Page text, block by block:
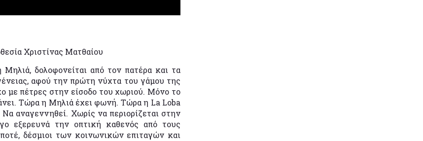
Χριστίνας Ματθαίου
δολοφονείται από τον πατέρα και τα
αφού την πρώτη νύχτα του γάμου της
με πέτρες στην είσοδο του χωριού. Μόνο το
Τώρα η Μηλιά έχει φωνή. Τώρα η La Loba
αναγεννηθεί. Χωρίς να περιορίζεται στην
εξερευνά την οπτική καθενός από τους
δέσμιοι των κοινωνικών επιταγών και